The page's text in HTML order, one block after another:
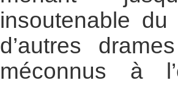
insoutenable
d’autres
méconnus à